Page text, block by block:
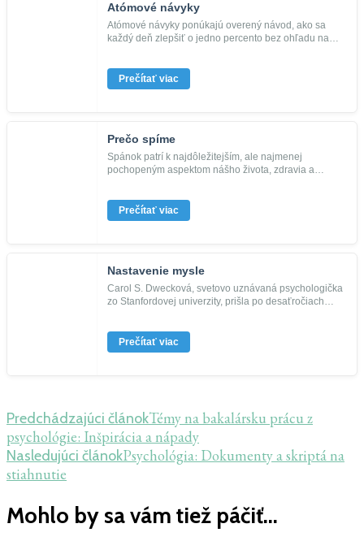
Atómové návyky
Atómové návyky ponúkajú overený návod, ako sa
každý deň zlepšiť o jedno percento bez ohľadu na
Prečítať viac
Prečo spíme
Spánok patrí k najdôležitejším, ale najmenej
pochopeným aspektom nášho života, zdravia a
Prečítať viac
Nastavenie mysle
Carol S. Dwecková, svetovo uznávaná psychologička
zo Stanfordovej univerzity, prišla po desaťročiach
Prečítať viac
Navigácia
v
článku
Predchádzajúci článokTémy na bakalársku prácu z
psychológie: Inšpirácia a nápady
Nasledujúci článokPsychológia: Dokumenty a skriptá na
stiahnutie
Mohlo by sa vám tiež páčiť...